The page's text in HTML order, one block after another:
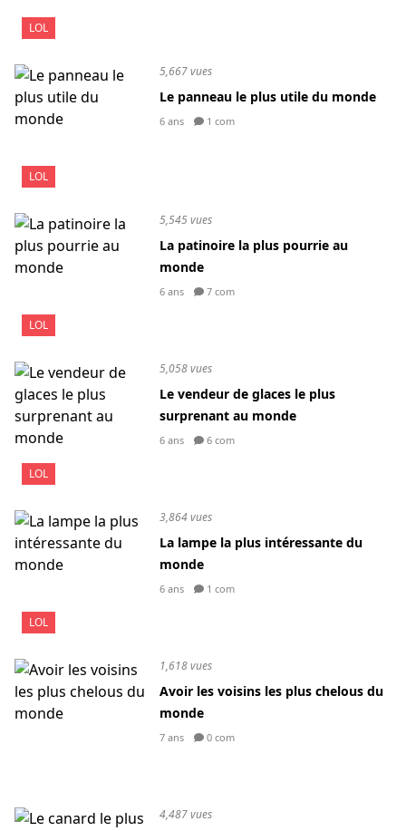
LOL
LOL
5,667 vues
Le panneau le plus utile du monde
6 ans 1 com
LOL
5,545 vues
La patinoire la plus pourrie au
monde
6 ans 7 com
LOL
5,058 vues
Le vendeur de glaces le plus
surprenant au monde
6 ans 6 com
LOL
3,864 vues
La lampe la plus intéressante du
monde
6 ans 1 com
1,618 vues
Avoir les voisins les plus chelous du
monde
7 ans 0 com
4,487 vues